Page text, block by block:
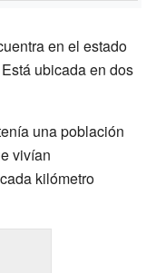
en el estado
ubicada en dos
una población
vivían
kilómetro